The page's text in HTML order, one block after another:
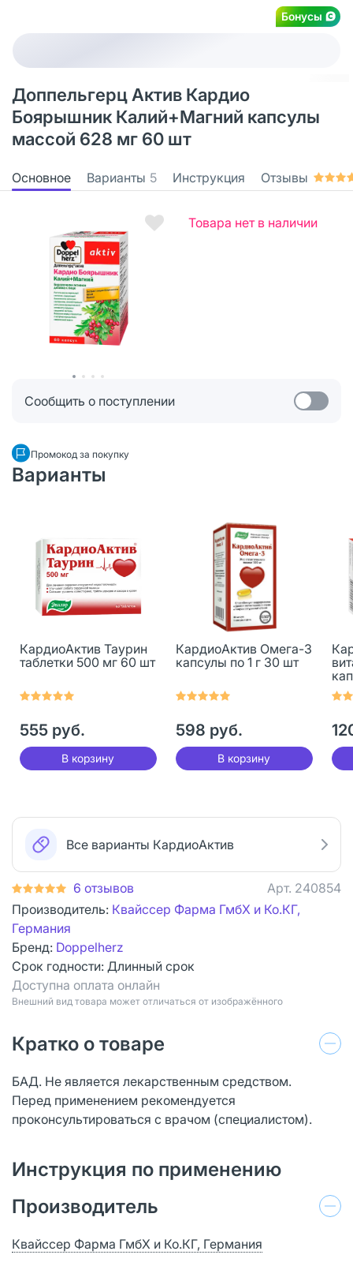
Бонусы
Доппельгерц Актив Кардио
Боярышник Калий+Магний капсулы
массой 628 мг 60 шт
Основное Варианты 5 Инструкция Отзывы
Товара нет в наличии
Сообщить о поступлении
Промокод за покупку
Варианты
КардиоАктив Таурин
таблетки 500 мг 60 шт
555 руб.
В корзину
КардиоАктив Омега-3
капсулы по 1 г 30 шт
598 руб.
В корзину
30
Все варианты КардиоАктив
6 отзывов Арт. 240854
Производитель: Квайссер Фарма ГмбХ и Ко.КГ,
Германия
Бренд: Doppelherz
Срок годности: Длинный срок
Доступна оплата онлайн
Bнешний вид товара может отличаться от изображённого
Кратко о товаре
БАД. Не является лекарственным средством.
Перед применением рекомендуется
проконсультироваться с врачом (специалистом).
Инструкция по применению
Производитель
Квайссер Фарма ГмбХ и Ко.КГ, Германия